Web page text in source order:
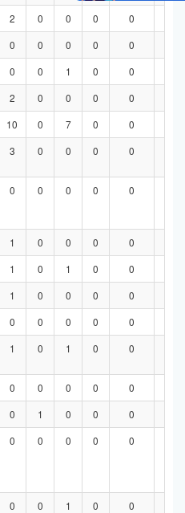
2 0 0 0 0
0 0 0 0 0
0 0 1 0 0
2 0 0 0 0
10 0 7 0 0
3 0 0 0 0
0 0 0 0 0
1 0 0 0 0
1 0 1 0 0
1 0 0 0 0
0 0 0 0 0
1 0 1 0 0
0 0 0 0 0
0 1 0 0 0
0 0 0 0 0
0 0 1 0 0